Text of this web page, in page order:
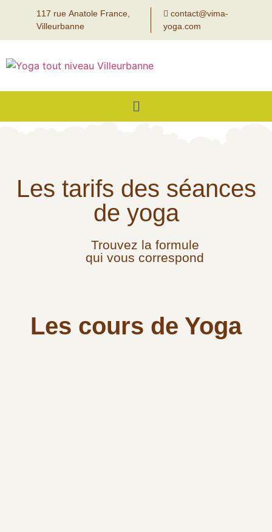
117 rue Anatole France,
Villeurbanne
contact@vima-
yoga.com
Les tarifs des séances
de yoga
Trouvez la formule
qui vous correspond
Les cours de Yoga